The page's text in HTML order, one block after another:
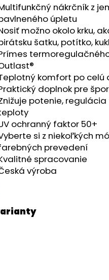
nákrčník z
úpletu
možno okolo krku,
šatku, potítko,
komfort po celú
doplnok pre
potenie,
ochranný faktor 50+
si z niekoľkých
prevedení
spracovanie
výroba
- BÉŽOVÁ